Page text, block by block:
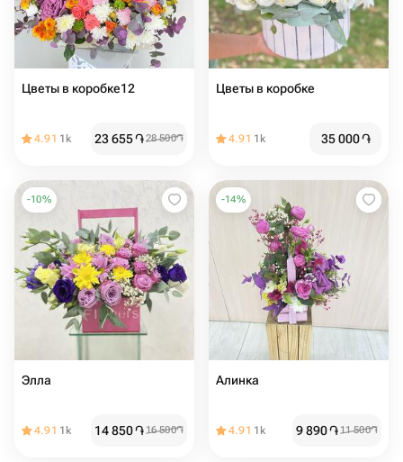
Цветы в коробке12
4.91 1k 23 655֏28 500֏
Цветы в коробке
4.91 1k 35 000֏
-10%
Элла
4.91 1k 14 850֏16 500֏
-14%
Алинка
4.91 1k 9 890֏11 500֏